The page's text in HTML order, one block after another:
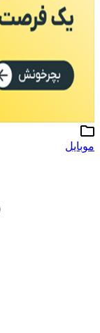
موبایل